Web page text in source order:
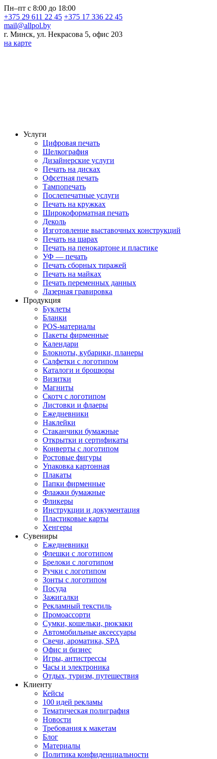
Пн–пт с 8:00 до 18:00
+375 29 611 22 45 +375 17 336 22 45
mail@allpol.by
г. Минск, ул. Некрасова 5, офис 203
на карте
Услуги
Цифровая печать
Шелкография
Дизайнерские услуги
Печать на дисках
Офсетная печать
Тампопечать
Послепечатные услуги
Печать на кружках
Широкоформатная печать
Деколь
Изготовление выставочных конструкций
Печать на шарах
Печать на пенокартоне и пластике
УФ — печать
Печать сборных тиражей
Печать на майках
Печать переменных данных
Лазерная гравировка
Продукция
Буклеты
Бланки
POS-материалы
Пакеты фирменные
Календари
Блокноты, кубарики, планеры
Салфетки с логотипом
Каталоги и брошюры
Визитки
Магниты
Скотч с логотипом
Листовки и флаеры
Ежедневники
Наклейки
Стаканчики бумажные
Открытки и сертификаты
Конверты с логотипом
Ростовые фигуры
Упаковка картонная
Плакаты
Папки фирменные
Флажки бумажные
Фликеры
Инструкции и документация
Пластиковые карты
Хенгеры
Сувениры
Ежедневники
Флешки с логотипом
Брелоки с логотипом
Ручки с логотипом
Зонты с логотипом
Посуда
Зажигалки
Рекламный текстиль
Промоассорти
Сумки, кошельки, рюкзаки
Автомобильные аксессуары
Свечи, ароматика, SPA
Офис и бизнес
Игры, антистрессы
Часы и электроника
Отдых, туризм, путешествия
Клиенту
Кейсы
100 идей рекламы
Тематическая полиграфия
Новости
Требования к макетам
Блог
Материалы
Политика конфиденциальности